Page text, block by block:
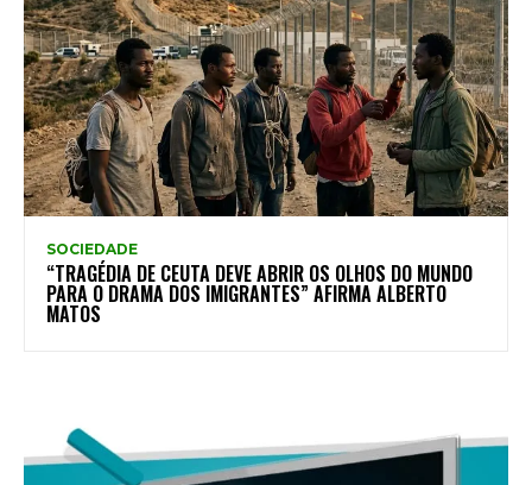
SOCIEDADE
“TRAGÉDIA DE CEUTA DEVE ABRIR OS OLHOS DO MUNDO
PARA O DRAMA DOS IMIGRANTES” AFIRMA ALBERTO
MATOS